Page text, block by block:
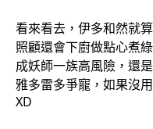
看來看去，伊多和然就
照顧還會下廚做點心煮
成妖師一族高風險，還
雅多雷多爭寵，如果沒
XD